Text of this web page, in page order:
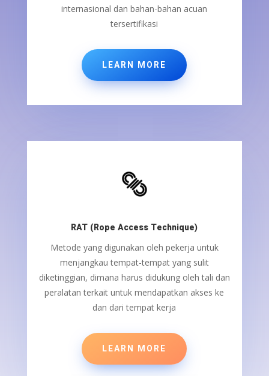
internasional dan bahan-bahan acuan
tersertifikasi
LEARN MORE
RAT (Rope Access Technique)
Metode yang digunakan oleh pekerja untuk
menjangkau tempat-tempat yang sulit
diketinggian, dimana harus didukung oleh tali dan
peralatan terkait untuk mendapatkan akses ke
dan dari tempat kerja
LEARN MORE